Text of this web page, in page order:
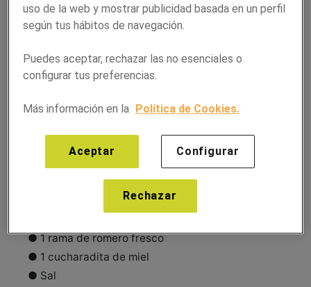
● 8 costillas de cerdo
● 200 ml de vermut rojo
● 1 cebolla
● 2 cucharadas de mantequilla
● 2 cucharadas de aceite de oliva virgen extra
● 1 rama de romero fresco
● 1 cucharadita de miel
● Sal
uso de la web y mostrar publicidad basada en un perfil
según tus hábitos de navegación.
Puedes aceptar, rechazar las no esenciales o
configurar tus preferencias.
Más información en la Política de Cookies.
Configurar
Rechazar
Aceptar